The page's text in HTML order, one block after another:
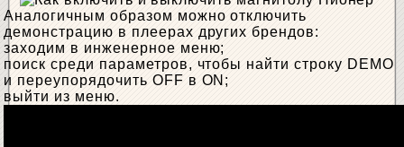
Аналогичным образом можно отключить
демонстрацию в плеерах других брендов:
заходим в инженерное меню;
поиск среди параметров, чтобы найти строку DEMO
и переупорядочить OFF в ON;
выйти из меню.